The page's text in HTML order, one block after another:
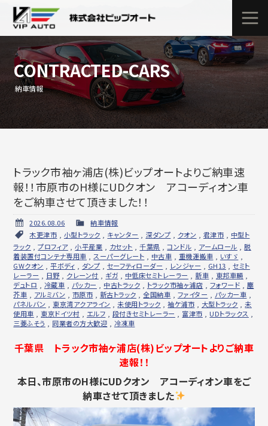
CONTRACTED-CARS
納車情報
トラック市袖ヶ浦店(株)ビップオートよりご納車速
報！！市原市のH様にUDクオン アコーディオン車
をご納車させて頂きました！！
2026.08.06
納車情報
木更津市
小型トラック キャンター 深ダンプ クオン 君津市
中型ト
ラック ,プロフィア,小平産業 カセット ,千葉県 ,コンドル アームロール ,脱
着装置付コンテナ専用車
スーパーグレート 中古車 重機運搬車 いすゞ
GWクオン ,平ボディ ダンプ セーフティローダー レンジャー GH13 ,セミト
レーラー
日野 クレーン付 ギガ 中低床セミトレーラー ,新車 東邦車輛
デュトロ
冷蔵車 パッカー 中古トラック トラック市袖ヶ浦店 フォワード
塵
芥車
アルミバン 市原市 新古トラック ,全国納車 ファイター パッカー車
パネルバン
東京湾アクアライン ,未使用トラック ,袖ケ浦市 大型トラック ,未
使用車
東京ドイツ村 エルフ 段付きセミトレーラー 富津市 UDトラックス
三菱ふそう
同業者の方大歓迎 冷凍車
千葉県 トラック市袖ヶ浦店(株)ビップオートよりご納車
速報！！
本日、市原市のH様にUDクオン アコーディオン車をご
納車させて頂きました